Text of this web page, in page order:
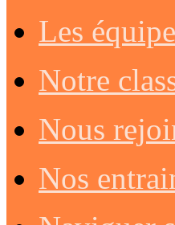
Les
Notre
Nous
Nos